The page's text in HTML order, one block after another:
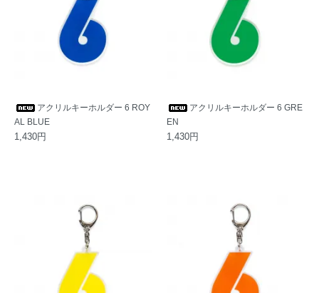
アクリルキーホルダー 6 ROY
AL BLUE
1,430円
アクリルキーホルダー 6 GRE
EN
1,430円